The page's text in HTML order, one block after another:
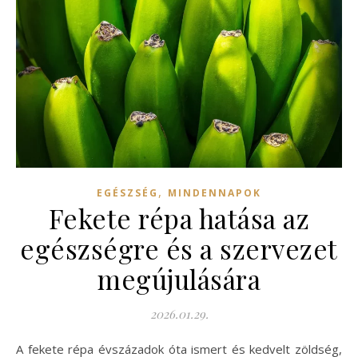
EGÉSZSÉG , MINDENNAPOK
Fekete répa hatása az
egészségre és a szervezet
megújulására
2026.01.29.
A fekete répa évszázadok óta ismert és kedvelt zöldség,